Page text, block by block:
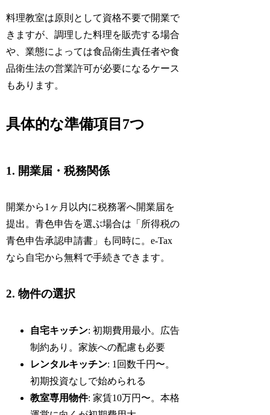
料理教室は原則として資格不要で開業で
きますが、調理した料理を販売する場合
や、業態によっては食品衛生責任者や食
品衛生法の営業許可が必要になるケース
もあります。
具体的な準備項目7つ
1. 開業届・税務関係
開業から1ヶ月以内に税務署へ開業届を
提出。青色申告を選ぶ場合は「所得税の
青色申告承認申請書」も同時に。e-Tax
なら自宅から無料で手続きできます。
2. 物件の選択
自宅キッチン: 初期費用最小。広告
制約あり。家族への配慮も必要
レンタルキッチン: 1回数千円〜。
初期投資なしで始められる
教室専用物件: 家賃10万円〜。本格